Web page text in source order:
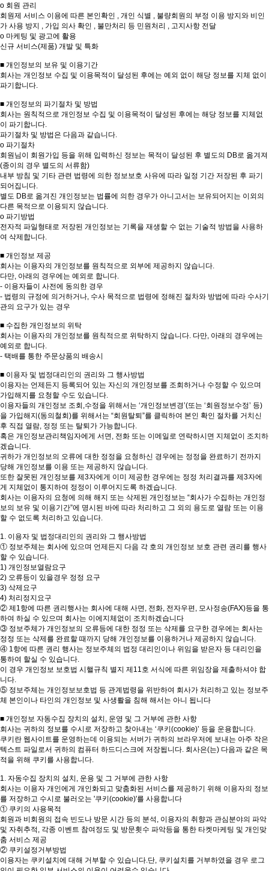
ο 회원 관리
회원제 서비스 이용에 따른 본인확인 , 개인 식별 , 불량회원의 부정 이용 방지와 비인
가 사용 방지 , 가입 의사 확인 , 불만처리 등 민원처리 , 고지사항 전달
ο 마케팅 및 광고에 활용
신규 서비스(제품) 개발 및 특화
■ 개인정보의 보유 및 이용기간
회사는 개인정보 수집 및 이용목적이 달성된 후에는 예외 없이 해당 정보를 지체 없이
파기합니다.
■ 개인정보의 파기절차 및 방법
회사는 원칙적으로 개인정보 수집 및 이용목적이 달성된 후에는 해당 정보를 지체없
이 파기합니다.
파기절차 및 방법은 다음과 같습니다.
ο 파기절차
회원님이 회원가입 등을 위해 입력하신 정보는 목적이 달성된 후 별도의 DB로 옮겨져
(종이의 경우 별도의 서류함)
내부 방침 및 기타 관련 법령에 의한 정보보호 사유에 따라 일정 기간 저장된 후 파기
되어집니다.
별도 DB로 옮겨진 개인정보는 법률에 의한 경우가 아니고서는 보유되어지는 이외의
다른 목적으로 이용되지 않습니다.
ο 파기방법
전자적 파일형태로 저장된 개인정보는 기록을 재생할 수 없는 기술적 방법을 사용하
여 삭제합니다.
■ 개인정보 제공
회사는 이용자의 개인정보를 원칙적으로 외부에 제공하지 않습니다.
다만, 아래의 경우에는 예외로 합니다.
- 이용자들이 사전에 동의한 경우
- 법령의 규정에 의거하거나, 수사 목적으로 법령에 정해진 절차와 방법에 따라 수사기
관의 요구가 있는 경우
■ 수집한 개인정보의 위탁
회사는 이용자의 개인정보를 원칙적으로 위탁하지 않습니다. 다만, 아래의 경우에는
예외로 합니다.
- 택배를 통한 주문상품의 배송시
■ 이용자 및 법정대리인의 권리와 그 행사방법
이용자는 언제든지 등록되어 있는 자신의 개인정보를 조회하거나 수정할 수 있으며
가입해지를 요청할 수도 있습니다.
이용자들의 개인정보 조회,수정을 위해서는 ‘개인정보변경’(또는 ‘회원정보수정’ 등)
을 가입해지(동의철회)를 위해서는 “회원탈퇴”를 클릭하여 본인 확인 절차를 거치신
후 직접 열람, 정정 또는 탈퇴가 가능합니다.
혹은 개인정보관리책임자에게 서면, 전화 또는 이메일로 연락하시면 지체없이 조치하
겠습니다.
귀하가 개인정보의 오류에 대한 정정을 요청하신 경우에는 정정을 완료하기 전까지
당해 개인정보를 이용 또는 제공하지 않습니다.
또한 잘못된 개인정보를 제3자에게 이미 제공한 경우에는 정정 처리결과를 제3자에
게 지체없이 통지하여 정정이 이루어지도록 하겠습니다.
회사는 이용자의 요청에 의해 해지 또는 삭제된 개인정보는 “회사가 수집하는 개인정
보의 보유 및 이용기간”에 명시된 바에 따라 처리하고 그 외의 용도로 열람 또는 이용
할 수 없도록 처리하고 있습니다.
1. 이용자 및 법정대리인의 권리와 그 행사방법
① 정보주체는 회사에 있으며 언제든지 다음 각 호의 개인정보 보호 관련 권리를 행사
할 수 있습니다.
1) 개인정보열람요구
2) 오류등이 있을경우 정정 요구
3) 삭제요구
4) 처리정지요구
② 제1항에 따른 권리행사는 회사에 대해 사면, 전화, 전자우편, 모사정송(FAX)등을 통
하여 하실 수 있으며 회사는 이에지체없이 조치하겠습니다
③ 정보주체가 개인정보의 오류등에 대한 정정 또는 삭제를 요구한 경우에는 회사는
정정 또는 삭제를 완료할 때까지 당해 개인정보를 이용하거나 제공하지 않습니다.
④ 1항에 따른 권리 행사는 정보주체의 법정 대리인이나 위임을 받은자 등 대리인을
통하여 할실 수 있습니다.
이 경우 개인정보 보호법 시핼규칙 별지 제11호 서식에 따른 위임장을 제출하셔야 합
니다.
⑤ 정보주체는 개인정보보호법 등 관계법령을 위반하여 회사가 처리하고 있는 정보주
체 본인이나 타인의 개인정보 및 사생뢀을 침해 해서는 아니 됩니다
■ 개인정보 자동수집 장치의 설치, 운영 및 그 거부에 관한 사항
회사는 귀하의 정보를 수시로 저장하고 찾아내는 ‘쿠키(cookie)’ 등을 운용합니다.
쿠키란 웹사이트를 운영하는데 이용되는 서버가 귀하의 브라우저에 보내는 아주 작은
텍스트 파일로서 귀하의 컴퓨터 하드디스크에 저장됩니다. 회사은(는) 다음과 같은 목
적을 위해 쿠키를 사용합니다.
1. 자동수집 장치의 설치, 운용 및 그 거부에 관한 사항
회사는 이용자 개인에게 개인화되고 맞춤화된 서비스를 제공하기 위해 이용자의 정보
를 저장하고 수시로 불러오는 '쿠키(cookie)'를 사용합니다
① 쿠키의 사용목적
회원과 비회원의 접속 빈도나 방문 시간 등의 분석, 이용자의 취향과 관심분야의 파악
및 자취추적, 각종 이벤트 참여정도 및 방문횟수 파악등을 통한 타켓마케팅 및 개인맞
춤 서비스 제공
② 쿠키설정거부방법
이용자는 쿠키설치에 대해 거부할 수 있습니다.단, 쿠키설치를 거부하였을 경우 로그